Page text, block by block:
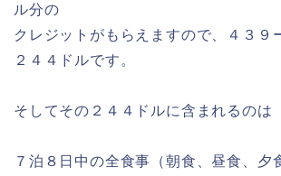
ル分の
クレジットがもらえますので、４３９
２４４ドルです。
そしてその２４４ドルに含まれるのは
７泊８日中の全食事（朝食、昼食、夕